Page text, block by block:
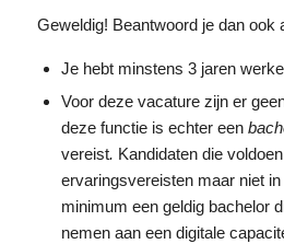
Geweldig! Beantwoord je dan ook
Je hebt minstens 3 jaren
Voor deze vacature zijn er
deze functie is echter een
vereist. Kandidaten die
ervaringsvereisten maar niet
minimum een geldig bachelor
nemen aan een digitale